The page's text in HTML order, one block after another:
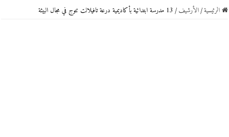
الرئيسية / اﻷرشيف / 13 مدرسة ابتدائية بأكاديمية درعة تافيلالت تتوج في مجال البيئة